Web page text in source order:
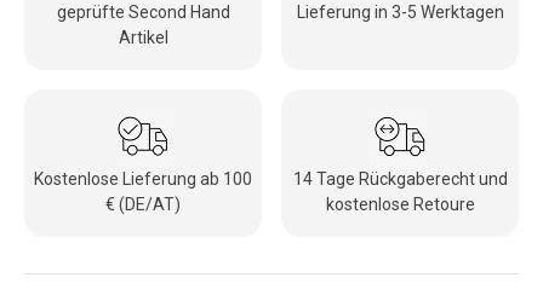
geprüfte Second Hand
Artikel
Lieferung in 3-5 Werktagen
Kostenlose Lieferung ab 100
€ (DE/AT)
14 Tage Rückgaberecht und
kostenlose Retoure